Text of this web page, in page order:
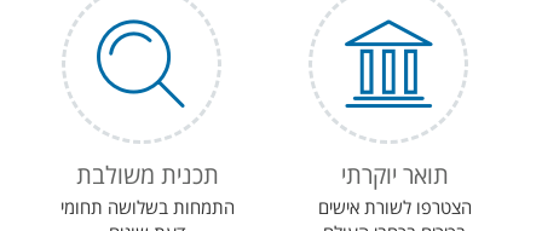
תואר יוקרתי
הצטרפו לשורת אישים
תכנית משולבת
התמחות בשלושה תחומי